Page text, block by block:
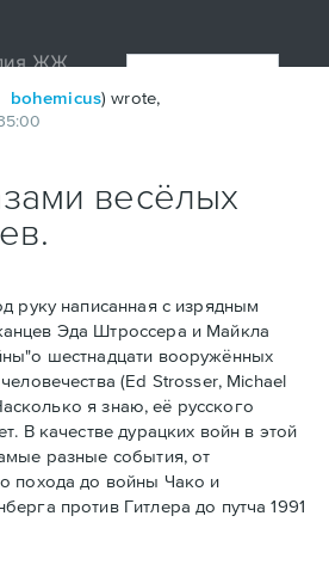
bohemicus) wrote,
весёлых
руку написанная с изрядным
Эдa Штроссерa и Майклa
шестнадцати вооружённых
(Ed Strosser, Michael
я знаю, её русского
В качестве дурацких войн в этой
разные события, от
похода до войны Чако и
против Гитлера до путча 1991